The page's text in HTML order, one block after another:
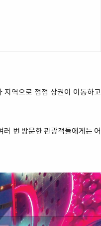
지역으로 점점 상권이 이동하고
번 방문한 관광객들에게는 어